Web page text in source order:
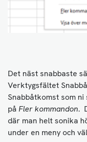
Det näst snabbaste
Verktygsfältet
Snabbåtkomst som
på Fler kommandon.
där man helt sonika
under en meny och